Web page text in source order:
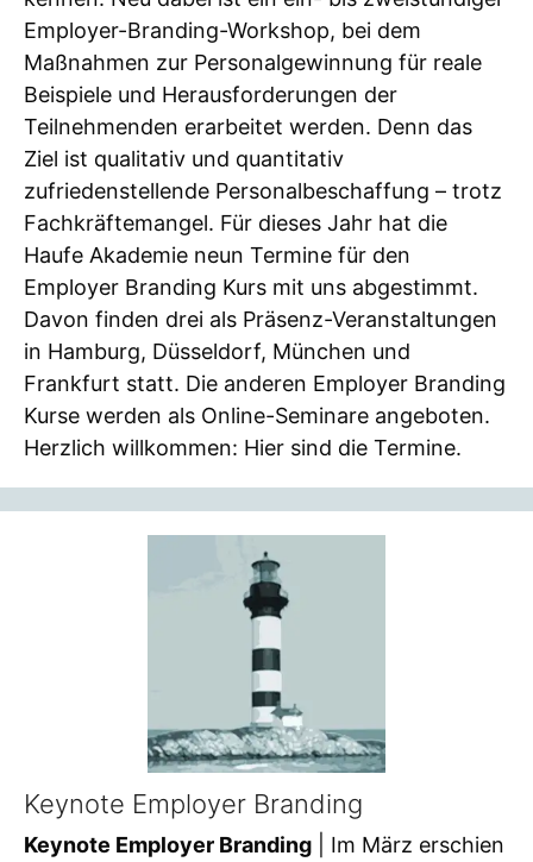
Employer-Branding-Workshop, bei dem
Maßnahmen zur Personalgewinnung für reale
Beispiele und Herausforderungen der
Teilnehmenden erarbeitet werden. Denn das
Ziel ist qualitativ und quantitativ
zufriedenstellende Personalbeschaffung – trotz
Fachkräftemangel. Für dieses Jahr hat die
Haufe Akademie neun Termine für den
Employer Branding Kurs mit uns abgestimmt.
Davon finden drei als Präsenz-Veranstaltungen
in Hamburg, Düsseldorf, München und
Frankfurt statt. Die anderen Employer Branding
Kurse werden als Online-Seminare angeboten.
Herzlich willkommen: Hier sind die Termine.
Keynote Employer Branding
Keynote Employer Branding | Im März erschien